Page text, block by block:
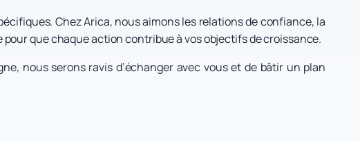
Chez Arica, nous aimons les relations de confiance, la
que chaque action contribue à vos objectifs de croissance.
nous serons ravis d’échanger avec vous et de bâtir un plan